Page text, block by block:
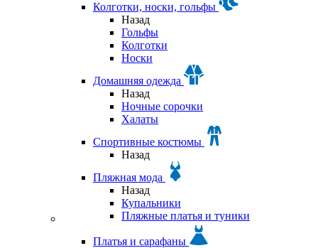
Колготки, носки, гольфы
Назад
Гольфы
Колготки
Носки
Домашняя одежда
Назад
Ночные сорочки
Халаты
Спортивные костюмы
Назад
Пляжная мода
Назад
Купальники
Пляжные платья и туники
Платья и сарафаны